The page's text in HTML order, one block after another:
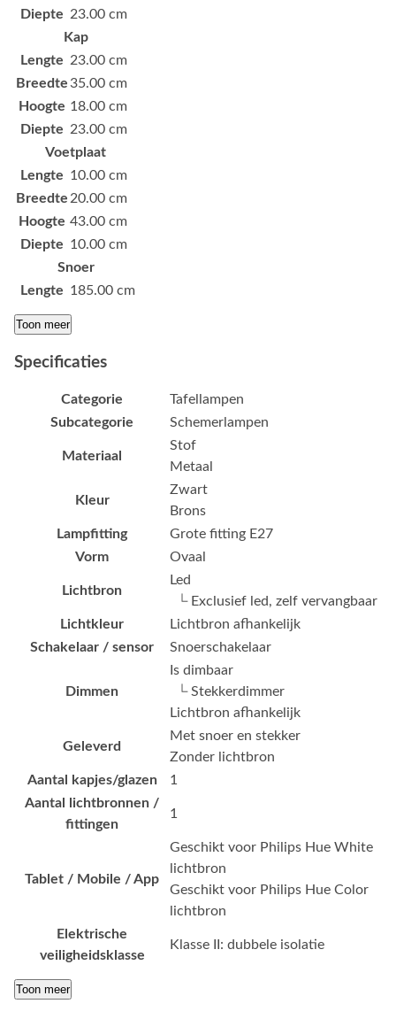
Diepte 23.00 cm
Kap
Lengte 23.00 cm
Breedte 35.00 cm
Hoogte 18.00 cm
Diepte 23.00 cm
Voetplaat
Lengte 10.00 cm
Breedte 20.00 cm
Hoogte 43.00 cm
Diepte 10.00 cm
Snoer
Lengte 185.00 cm
Toon meer
Specificaties
Categorie
Tafellampen
Subcategorie
Schemerlampen
Materiaal
Stof
Metaal
Kleur
Zwart
Brons
Lampfitting
Grote fitting E27
Vorm
Ovaal
Lichtbron
Led
└ Exclusief led, zelf vervangbaar
Lichtkleur
Lichtbron afhankelijk
Schakelaar / sensor
Snoerschakelaar
Dimmen
Is dimbaar
└ Stekkerdimmer
Lichtbron afhankelijk
Geleverd
Met snoer en stekker
Zonder lichtbron
Aantal kapjes/glazen
1
Aantal lichtbronnen /
fittingen
1
Tablet / Mobile / App
Geschikt voor Philips Hue White
lichtbron
Geschikt voor Philips Hue Color
lichtbron
Elektrische
veiligheidsklasse
Klasse II: dubbele isolatie
Toon meer